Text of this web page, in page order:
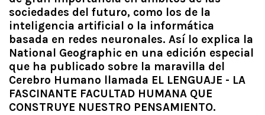
sociedades del futuro, como los de la
inteligencia artificial o la informática
basada en redes neuronales. Así lo explica la
National Geographic en una edición especial
que ha publicado sobre la maravilla del
Cerebro Humano llamada EL LENGUAJE - LA
FASCINANTE FACULTAD HUMANA QUE
CONSTRUYE NUESTRO PENSAMIENTO.